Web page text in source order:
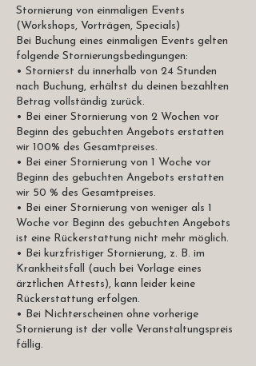
Stornierung von einmaligen Events
(Workshops, Vorträgen, Specials)
Bei Buchung eines einmaligen Events gelten
folgende Stornierungsbedingungen:
• Stornierst du innerhalb von 24 Stunden
nach Buchung, erhältst du deinen bezahlten
Betrag vollständig zurück.
• Bei einer Stornierung von 2 Wochen vor
Beginn des gebuchten Angebots erstatten
wir 100% des Gesamtpreises.
• Bei einer Stornierung von 1 Woche vor
Beginn des gebuchten Angebots erstatten
wir 50 % des Gesamtpreises.
• Bei einer Stornierung von weniger als 1
Woche vor Beginn des gebuchten Angebots
ist eine Rückerstattung nicht mehr möglich.
• Bei kurzfristiger Stornierung, z. B. im
Krankheitsfall (auch bei Vorlage eines
ärztlichen Attests), kann leider keine
Rückerstattung erfolgen.
• Bei Nichterscheinen ohne vorherige
Stornierung ist der volle Veranstaltungspreis
fällig.